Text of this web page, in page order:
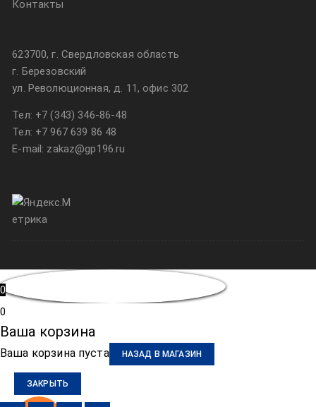
Контакты
623700, г. Свердловская область
г. Березовский
ул. Революционная, д. 11, офис 302
Тел: +7 (343) 346-86-48
Тел: +7 967 639 86 48
E-mail: zakaz@gp196.ru
0
0
Ваша корзина
Ваша корзина пуста НАЗАД В МАГАЗИН
ЗАКРЫТЬ